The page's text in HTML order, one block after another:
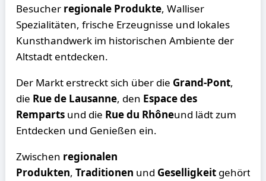
Besucher regionale Produkte, Walliser
Spezialitäten, frische Erzeugnisse und lokales
Kunsthandwerk im historischen Ambiente der
Altstadt entdecken.
Der Markt erstreckt sich über die Grand-Pont,
die Rue de Lausanne, den Espace des
Remparts und die Rue du Rhôneund lädt zum
Entdecken und Genießen ein.
Zwischen regionalen
Produkten,Traditionen und Geselligkeit gehört